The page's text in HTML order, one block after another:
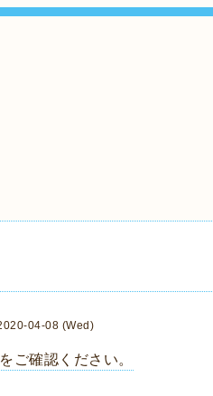
04-08 (Wed)
確認ください。